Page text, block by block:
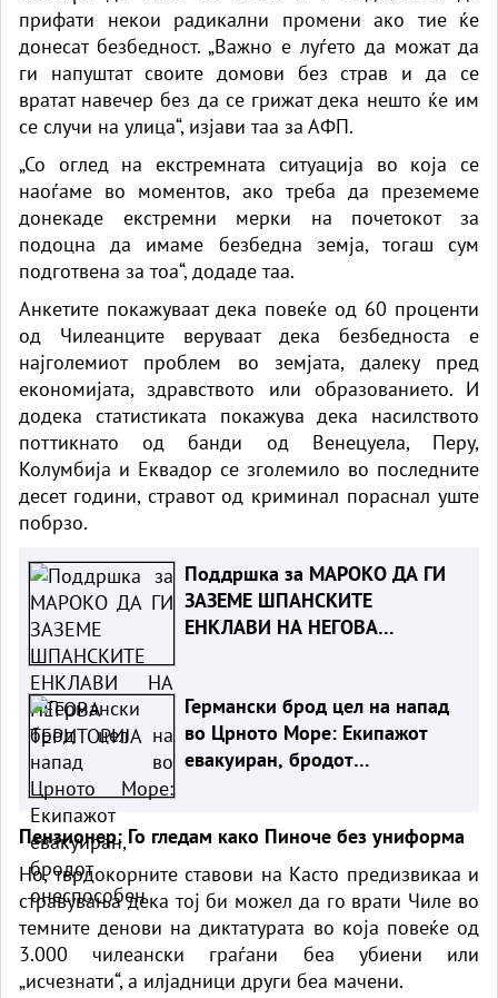
прифати некои радикални промени ако тие ќе
донесат безбедност. „Важно е луѓето да можат да
ги напуштат своите домови без страв и да се
вратат навечер без да се грижат дека нешто ќе им
се случи на улица“, изјави таа за АФП.
„Со оглед на екстремната ситуација во која се
наоѓаме во моментов, ако треба да преземеме
донекаде екстремни мерки на почетокот за
подоцна да имаме безбедна земја, тогаш сум
подготвена за тоа“, додаде таа.
Анкетите покажуваат дека повеќе од 60 проценти
од Чилеанците веруваат дека безбедноста е
најголемиот проблем во земјата, далеку пред
економијата, здравството или образованието. И
додека статистиката покажува дека насилството
поттикнато од банди од Венецуела, Перу,
Колумбија и Еквадор се зголемило во последните
десет години, стравот од криминал пораснал уште
побрзо.
Поддршка за МАРОКО ДА ГИ
ЗАЗЕМЕ ШПАНСКИТЕ
ЕНКЛАВИ НА НЕГОВА
Германски брод цел на напад
во Црното Море: Екипажот
евакуиран, бродот
Пензионер: Го гледам како Пиноче без униформа
Но, тврдокорните ставови на Касто предизвикаа и
стравувања дека тој би можел да го врати Чиле во
темните денови на диктатурата во која повеќе од
3.000 чилеански граѓани беа убиени или
„исчезнати“, а илјадници други беа мачени.